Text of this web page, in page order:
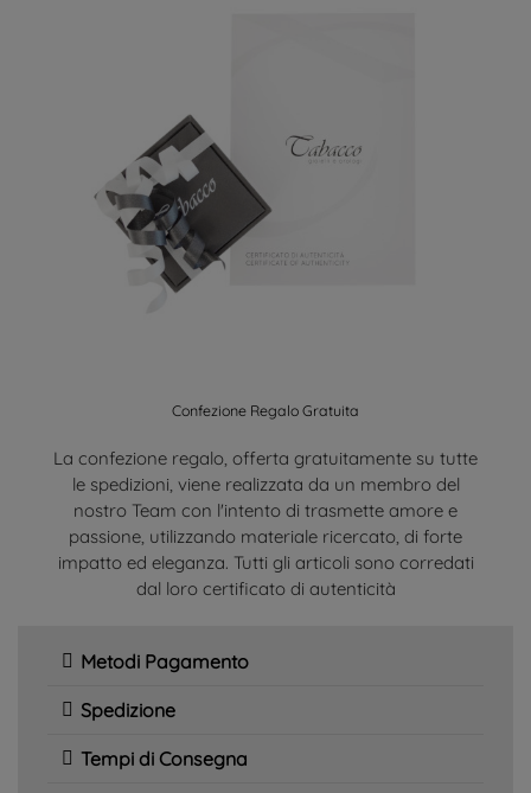
Confezione Regalo Gratuita
La confezione regalo, offerta gratuitamente su tutte
le spedizioni, viene realizzata da un membro del
nostro Team con l'intento di trasmette amore e
passione, utilizzando materiale ricercato, di forte
impatto ed eleganza. Tutti gli articoli sono corredati
dal loro certificato di autenticità
Metodi Pagamento
Spedizione
Tempi di Consegna